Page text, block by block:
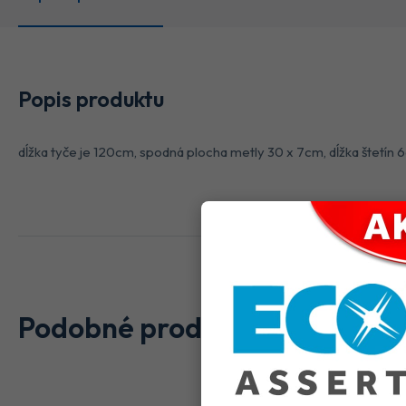
Popis produktu
dĺžka tyče je 120cm, spodná plocha metly 30 x 7cm, dĺžka štetín
Podobné produkty